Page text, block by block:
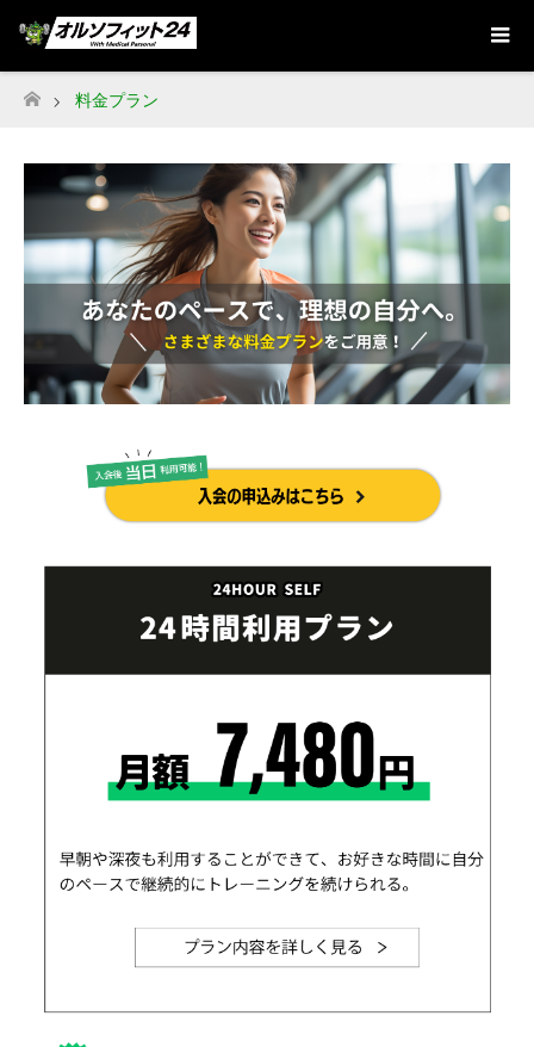
ホーム
料金プラン